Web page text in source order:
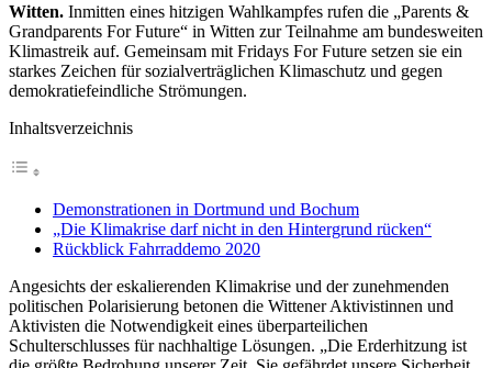
Witten. Inmitten eines hitzigen Wahlkampfes rufen die „Parents &
Grandparents For Future“ in Witten zur Teilnahme am bundesweiten
Klimastreik auf. Gemeinsam mit Fridays For Future setzen sie ein
starkes Zeichen für sozialverträglichen Klimaschutz und gegen
demokratiefeindliche Strömungen.
Inhaltsverzeichnis
Demonstrationen in Dortmund und Bochum
„Die Klimakrise darf nicht in den Hintergrund rücken“
Rückblick Fahrraddemo 2020
Angesichts der eskalierenden Klimakrise und der zunehmenden
politischen Polarisierung betonen die Wittener Aktivistinnen und
Aktivisten die Notwendigkeit eines überparteilichen
Schulterschlusses für nachhaltige Lösungen. „Die Erderhitzung ist